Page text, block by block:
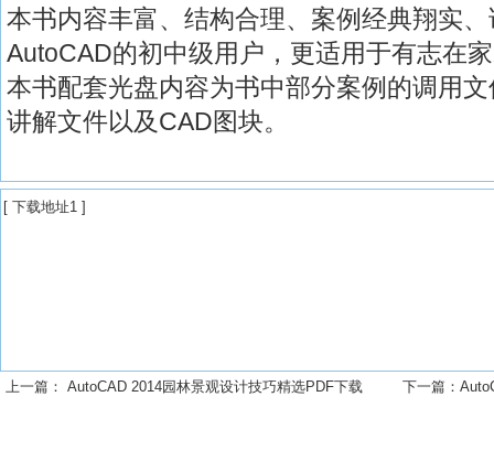
本书内容丰富、结构合理、案例经典翔实
AutoCAD的初中级用户，更适用于有志在
本书配套光盘内容为书中部分案例的调用
讲解文件以及CAD图块。
[ 下载地址1 ]
上一篇： AutoCAD 2014园林景观设计技巧精选PDF下载 下一篇：